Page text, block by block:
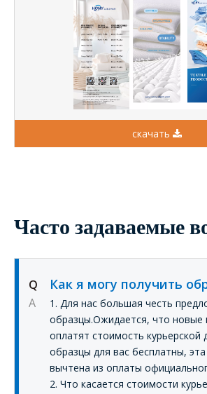
скачать
Часто задаваемые
Q Как я могу получить
A
1. Для нас большая честь
образцы.Ожидается, что новые
оплатят стоимость курьерской
образцы для вас бесплатны,
вычтена из оплаты
2. Что касается стоимости